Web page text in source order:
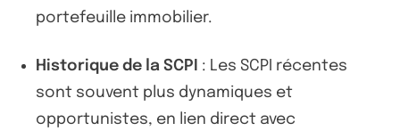
portefeuille immobilier.
Historique de la SCPI
: Les SCPI récentes
sont souvent plus dynamiques et
opportunistes, en lien direct avec